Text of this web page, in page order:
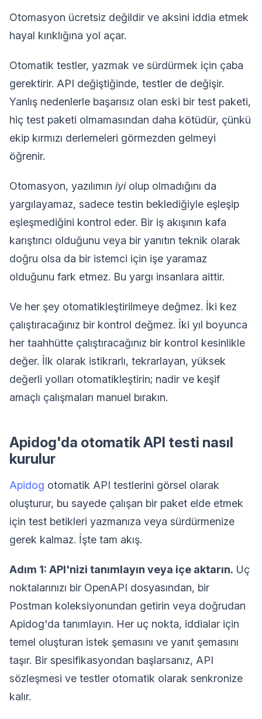
Otomasyon ücretsiz değildir ve aksini iddia etmek
hayal kırıklığına yol açar.
Otomatik testler, yazmak ve sürdürmek için çaba
gerektirir. API değiştiğinde, testler de değişir.
Yanlış nedenlerle başarısız olan eski bir test paketi,
hiç test paketi olmamasından daha kötüdür, çünkü
ekip kırmızı derlemeleri görmezden gelmeyi
öğrenir.
Otomasyon, yazılımın iyiolup olmadığını da
yargılayamaz, sadece testin beklediğiyle eşleşip
eşleşmediğini kontrol eder. Bir iş akışının kafa
karıştırıcı olduğunu veya bir yanıtın teknik olarak
doğru olsa da bir istemci için işe yaramaz
olduğunu fark etmez. Bu yargı insanlara aittir.
Ve her şey otomatikleştirilmeye değmez. İki kez
çalıştıracağınız bir kontrol değmez. İki yıl boyunca
her taahhütte çalıştıracağınız bir kontrol kesinlikle
değer. İlk olarak istikrarlı, tekrarlayan, yüksek
değerli yolları otomatikleştirin; nadir ve keşif
amaçlı çalışmaları manuel bırakın.
Apidog'da otomatik API testi nasıl
kurulur
Apidog otomatik API testlerini görsel olarak
oluşturur, bu sayede çalışan bir paket elde etmek
için test betikleri yazmanıza veya sürdürmenize
gerek kalmaz. İşte tam akış.
Adım 1: API'nizi tanımlayın veya içe aktarın. Uç
noktalarınızı bir OpenAPI dosyasından, bir
Postman koleksiyonundan getirin veya doğrudan
Apidog'da tanımlayın. Her uç nokta, iddialar için
temel oluşturan istek şemasını ve yanıt şemasını
taşır. Bir spesifikasyondan başlarsanız, API
sözleşmesi ve testler otomatik olarak senkronize
kalır.